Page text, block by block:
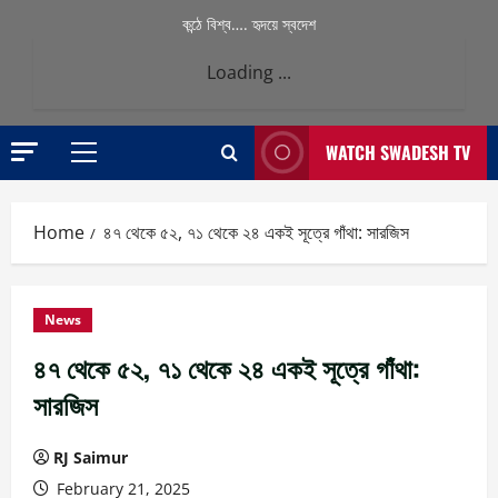
কন্ঠে বিশ্ব…. হৃদয়ে স্বদেশ
Loading ...
Primary
WATCH SWADESH TV
Home ৪৭ থেকে ৫২, ৭১ থেকে ২৪ একই সূত্রে গাঁথা: সারজিস
News
৪৭ থেকে ৫২, ৭১ থেকে ২৪ একই সূত্রে গাঁথা:
সারজিস
RJ Saimur
February 21, 2025